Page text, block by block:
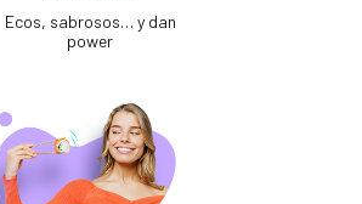
Ecos, sabrosos… y dan
power